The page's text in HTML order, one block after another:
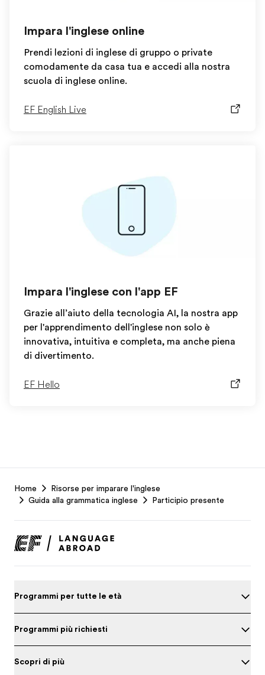
Impara l'inglese online
Prendi lezioni di inglese di gruppo o private
comodamente da casa tua e accedi alla nostra
scuola di inglese online.
EF English Live
Impara l'inglese con l'app EF
Grazie all’aiuto della tecnologia AI, la nostra app
per l'apprendimento dell'inglese non solo è
innovativa, intuitiva e completa, ma anche piena
di divertimento.
EF Hello
Footer
Home
Risorse per imparare l'inglese
Guida alla grammatica inglese
Participio presente
Programmi per tutte le età
Programmi più richiesti
Scopri di più